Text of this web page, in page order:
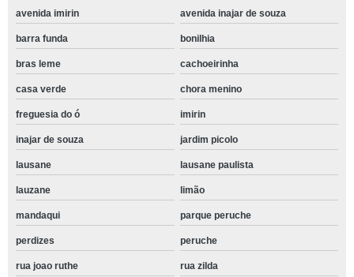
avenida imirin avenida inajar de souza
barra funda bonilhia
bras leme cachoeirinha
casa verde chora menino
freguesia do ó imirin
inajar de souza jardim picolo
lausane lausane paulista
lauzane limão
mandaqui parque peruche
perdizes peruche
rua joao ruthe rua zilda